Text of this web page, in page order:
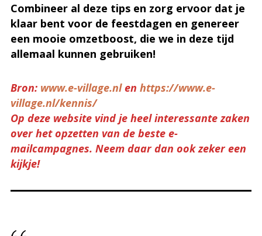
Combineer al deze tips en zorg ervoor dat je
klaar bent voor de feestdagen en genereer
een mooie omzetboost, die we in deze tijd
allemaal kunnen gebruiken!
Bron: www.e-village.nlen https://www.e-
village.nl/kennis/
Op deze website vind je heel interessante zaken
over het opzetten van de beste e-
mailcampagnes. Neem daar dan ook zeker een
kijkje!